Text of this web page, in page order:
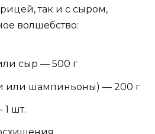
так и с сыром,
волшебство:
сыр — 500 г
или шампиньоны) — 200 г
шт.